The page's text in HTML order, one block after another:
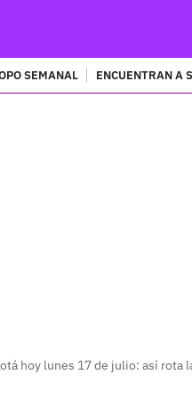
SEMANAL ENCUENTRAN A
hoy lunes 17 de julio: así rota